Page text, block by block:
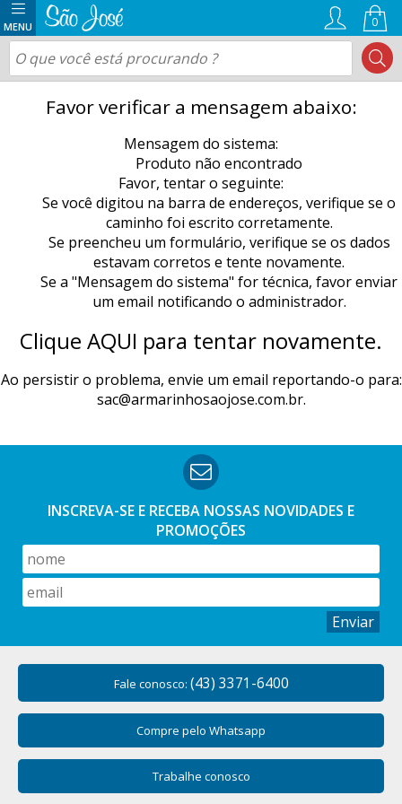
0
Favor verificar a mensagem abaixo:
Mensagem do sistema:
Produto não encontrado
Favor, tentar o seguinte:
Se você digitou na barra de endereços, verifique se o
caminho foi escrito corretamente.
Se preencheu um formulário, verifique se os dados
estavam corretos e tente novamente.
Se a "Mensagem do sistema" for técnica, favor enviar
um email notificando o administrador.
Clique AQUI para tentar novamente.
Ao persistir o problema, envie um email reportando-o para:
sac@armarinhosaojose.com.br.
INSCREVA-SE E RECEBA NOSSAS NOVIDADES E
PROMOÇÕES
Enviar
Fale conosco: (43) 3371-6400
Compre pelo Whatsapp
Trabalhe conosco